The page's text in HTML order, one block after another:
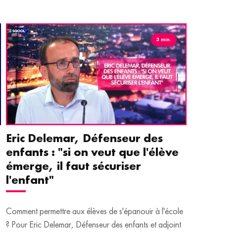
3 min.
Eric Delemar, Défenseur des
enfants : "si on veut que l'élève
émerge, il faut sécuriser
l'enfant"
Comment permettre aux élèves de s'épanouir à l'école
? Pour Eric Delemar, Défenseur des enfants et adjoint